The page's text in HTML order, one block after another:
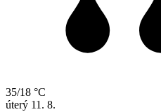
35/18 °C
úterý 11. 8.